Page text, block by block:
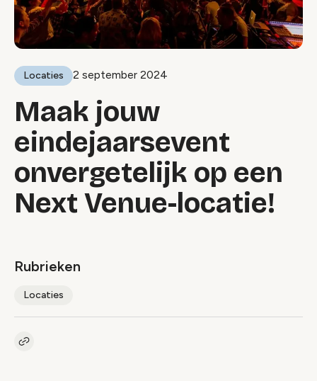
Locaties 2 september 2024
Maak jouw
eindejaarsevent
onvergetelijk op een
Next Venue-locatie!
Rubrieken
Locaties
Kopieer link naar artikel